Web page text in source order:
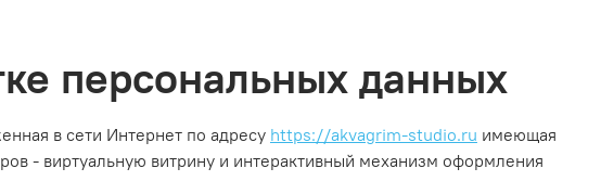
персональных данных
в сети Интернет по адресу https://akvagrim-studio.ru имеющая
- виртуальную витрину и интерактивный механизм оформления